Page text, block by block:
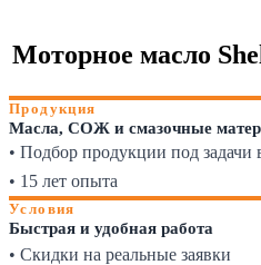
Моторное масло
Продукция
Масла, СОЖ и смазочные
• Подбор продукции под задачи
• 15 лет опыта
Условия
Быстрая и удобная работа
• Скидки на реальные заявки